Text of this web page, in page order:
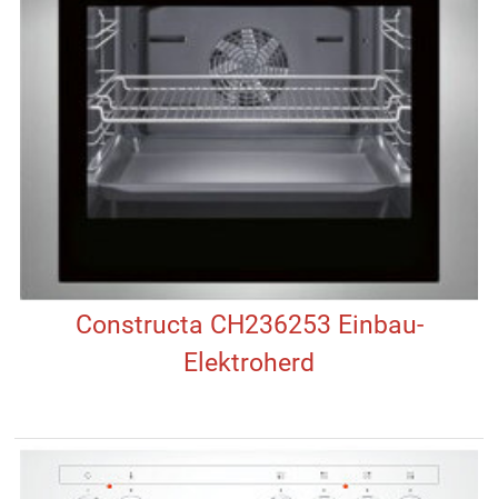
Constructa CH236253 Einbau-
Elektroherd